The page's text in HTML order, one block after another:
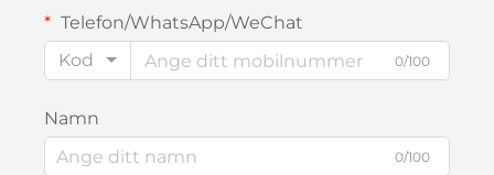
Telefon/WhatsApp/WeChat
Kod
0/100
Namn
0/100